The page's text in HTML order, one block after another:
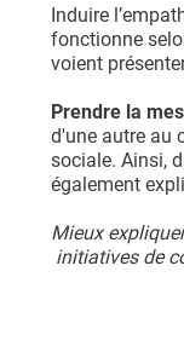
Induire
fonctionne
voient
Prendre la
d'une autre au
sociale. Ainsi,
également
Mieux
initiatives de